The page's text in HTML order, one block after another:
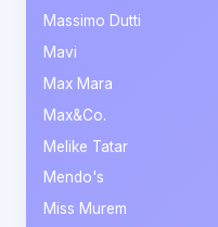
Massimo Dutti
Mavi
Max Mara
Max&Co.
Melike Tatar
Mendo's
Miss Murem